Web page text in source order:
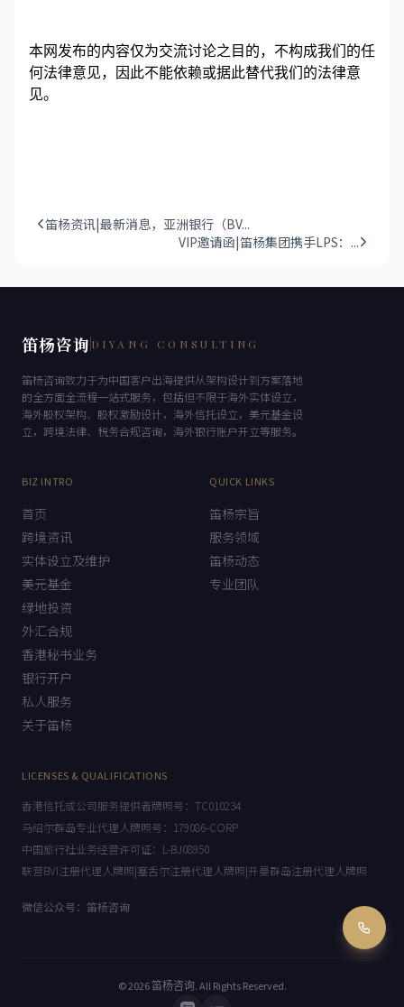
本网发布的内容仅为交流讨论之目的，不构成我们的任
何法律意见，因此不能依赖或据此替代我们的法律意
见。
笛杨资讯|最新消息，亚洲银行（BV...
VIP邀请函|笛杨集团携手LPS：...
笛杨咨询 DIYANG CONSULTING
笛杨咨询致力于为中国客户出海提供从架构设计到方案落地
的全方面全流程一站式服务，包括但不限于海外实体设立，
海外股权架构、股权激励设计，海外信托设立，美元基金设
立，跨境法律、税务合规咨询，海外银行账户开立等服务。
BIZ INTRO
首页
跨境资讯
实体设立及维护
美元基金
绿地投资
外汇合规
香港秘书业务
银行开户
私人服务
关于笛杨
QUICK LINKS
笛杨宗旨
服务领域
笛杨动态
专业团队
LICENSES & QUALIFICATIONS
香港信托或公司服务提供者牌照号：TC010234
马绍尔群岛专业代理人牌照号：179086-CORP
中国旅行社业务经营许可证：L-BJ08950
联营BVI注册代理人牌照|塞舌尔注册代理人牌照|开曼群岛注册代理人牌照
微信公众号：笛杨咨询
© 2026笛杨咨询. All Rights Reserved.